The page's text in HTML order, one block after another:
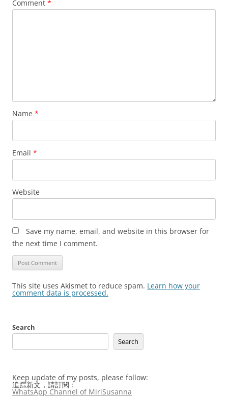
Comment *
Name *
Email *
Website
Save my name, email, and website in this browser for
the next time I comment.
This site uses Akismet to reduce spam. Learn how your
comment data is processed.
Search
Search
Keep update of my posts, please follow:
追踪新文，請訂閱：
WhatsApp Channel of MiriSusanna